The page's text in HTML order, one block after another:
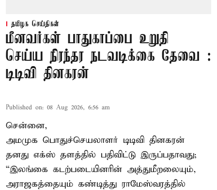
தமிழக செய்திகள்
மீனவர்கள் பாதுகாப்பை உறுதி
செய்ய நிரந்தர நடவடிக்கை தேவை :
டிடிவி தினகரன்
Published on: 08 Aug 2026, 6:56 am
சென்னை,
அமமுக பொதுச்செயலாளர் டிடிவி தினகரன்
தனது எக்ஸ் தளத்தில் பதிவிட்டு இருப்பதாவது;
“இலங்கை கடற்படையினரின் அத்துமீறலையும்,
அராஜகத்தையும் கண்டித்து ராமேஸ்வரத்தில்